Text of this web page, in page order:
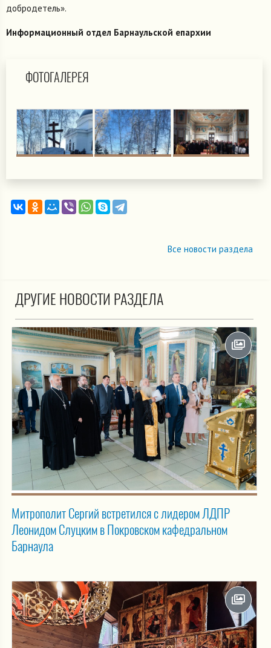
добродетель».
Информационный отдел Барнаульской епархии
ФОТОГАЛЕРЕЯ
Все новости раздела
ДРУГИЕ НОВОСТИ РАЗДЕЛА
Митрополит Сергий встретился с лидером ЛДПР
Леонидом Слуцким в Покровском кафедральном
Барнаула